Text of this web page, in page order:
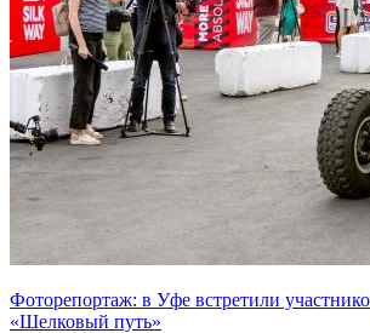
Фоторепортаж: в Уфе встретили
«Шелковый путь»